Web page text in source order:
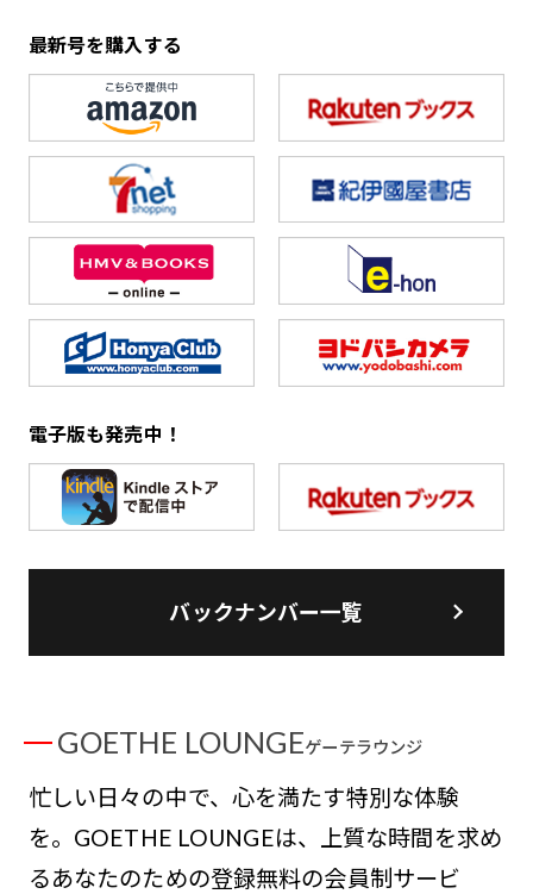
最新号を購入する
電子版も発売中！
バックナンバー一覧
GOETHE LOUNGEゲーテラウンジ
忙しい日々の中で、心を満たす特別な体験
を。GOETHE LOUNGEは、上質な時間を求め
るあなたのための登録無料の会員制サービ